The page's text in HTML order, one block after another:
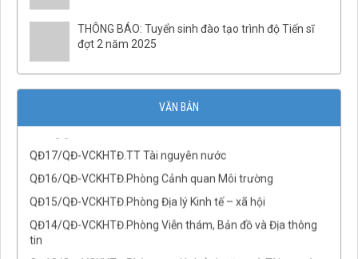
THÔNG BÁO: Tuyển sinh đào tạo trình độ Tiến sĩ
đợt 2 năm 2025
VĂN BẢN
QĐ21/QĐ-VCKHTĐ.TT Khảo sát biển
QĐ20/QĐ-VCKHTĐ.TT Quan trắc đa ngành
QĐ18/QĐ-VCKHTĐ.TT Phân tích và Mô hình dữ liệu địa
tin